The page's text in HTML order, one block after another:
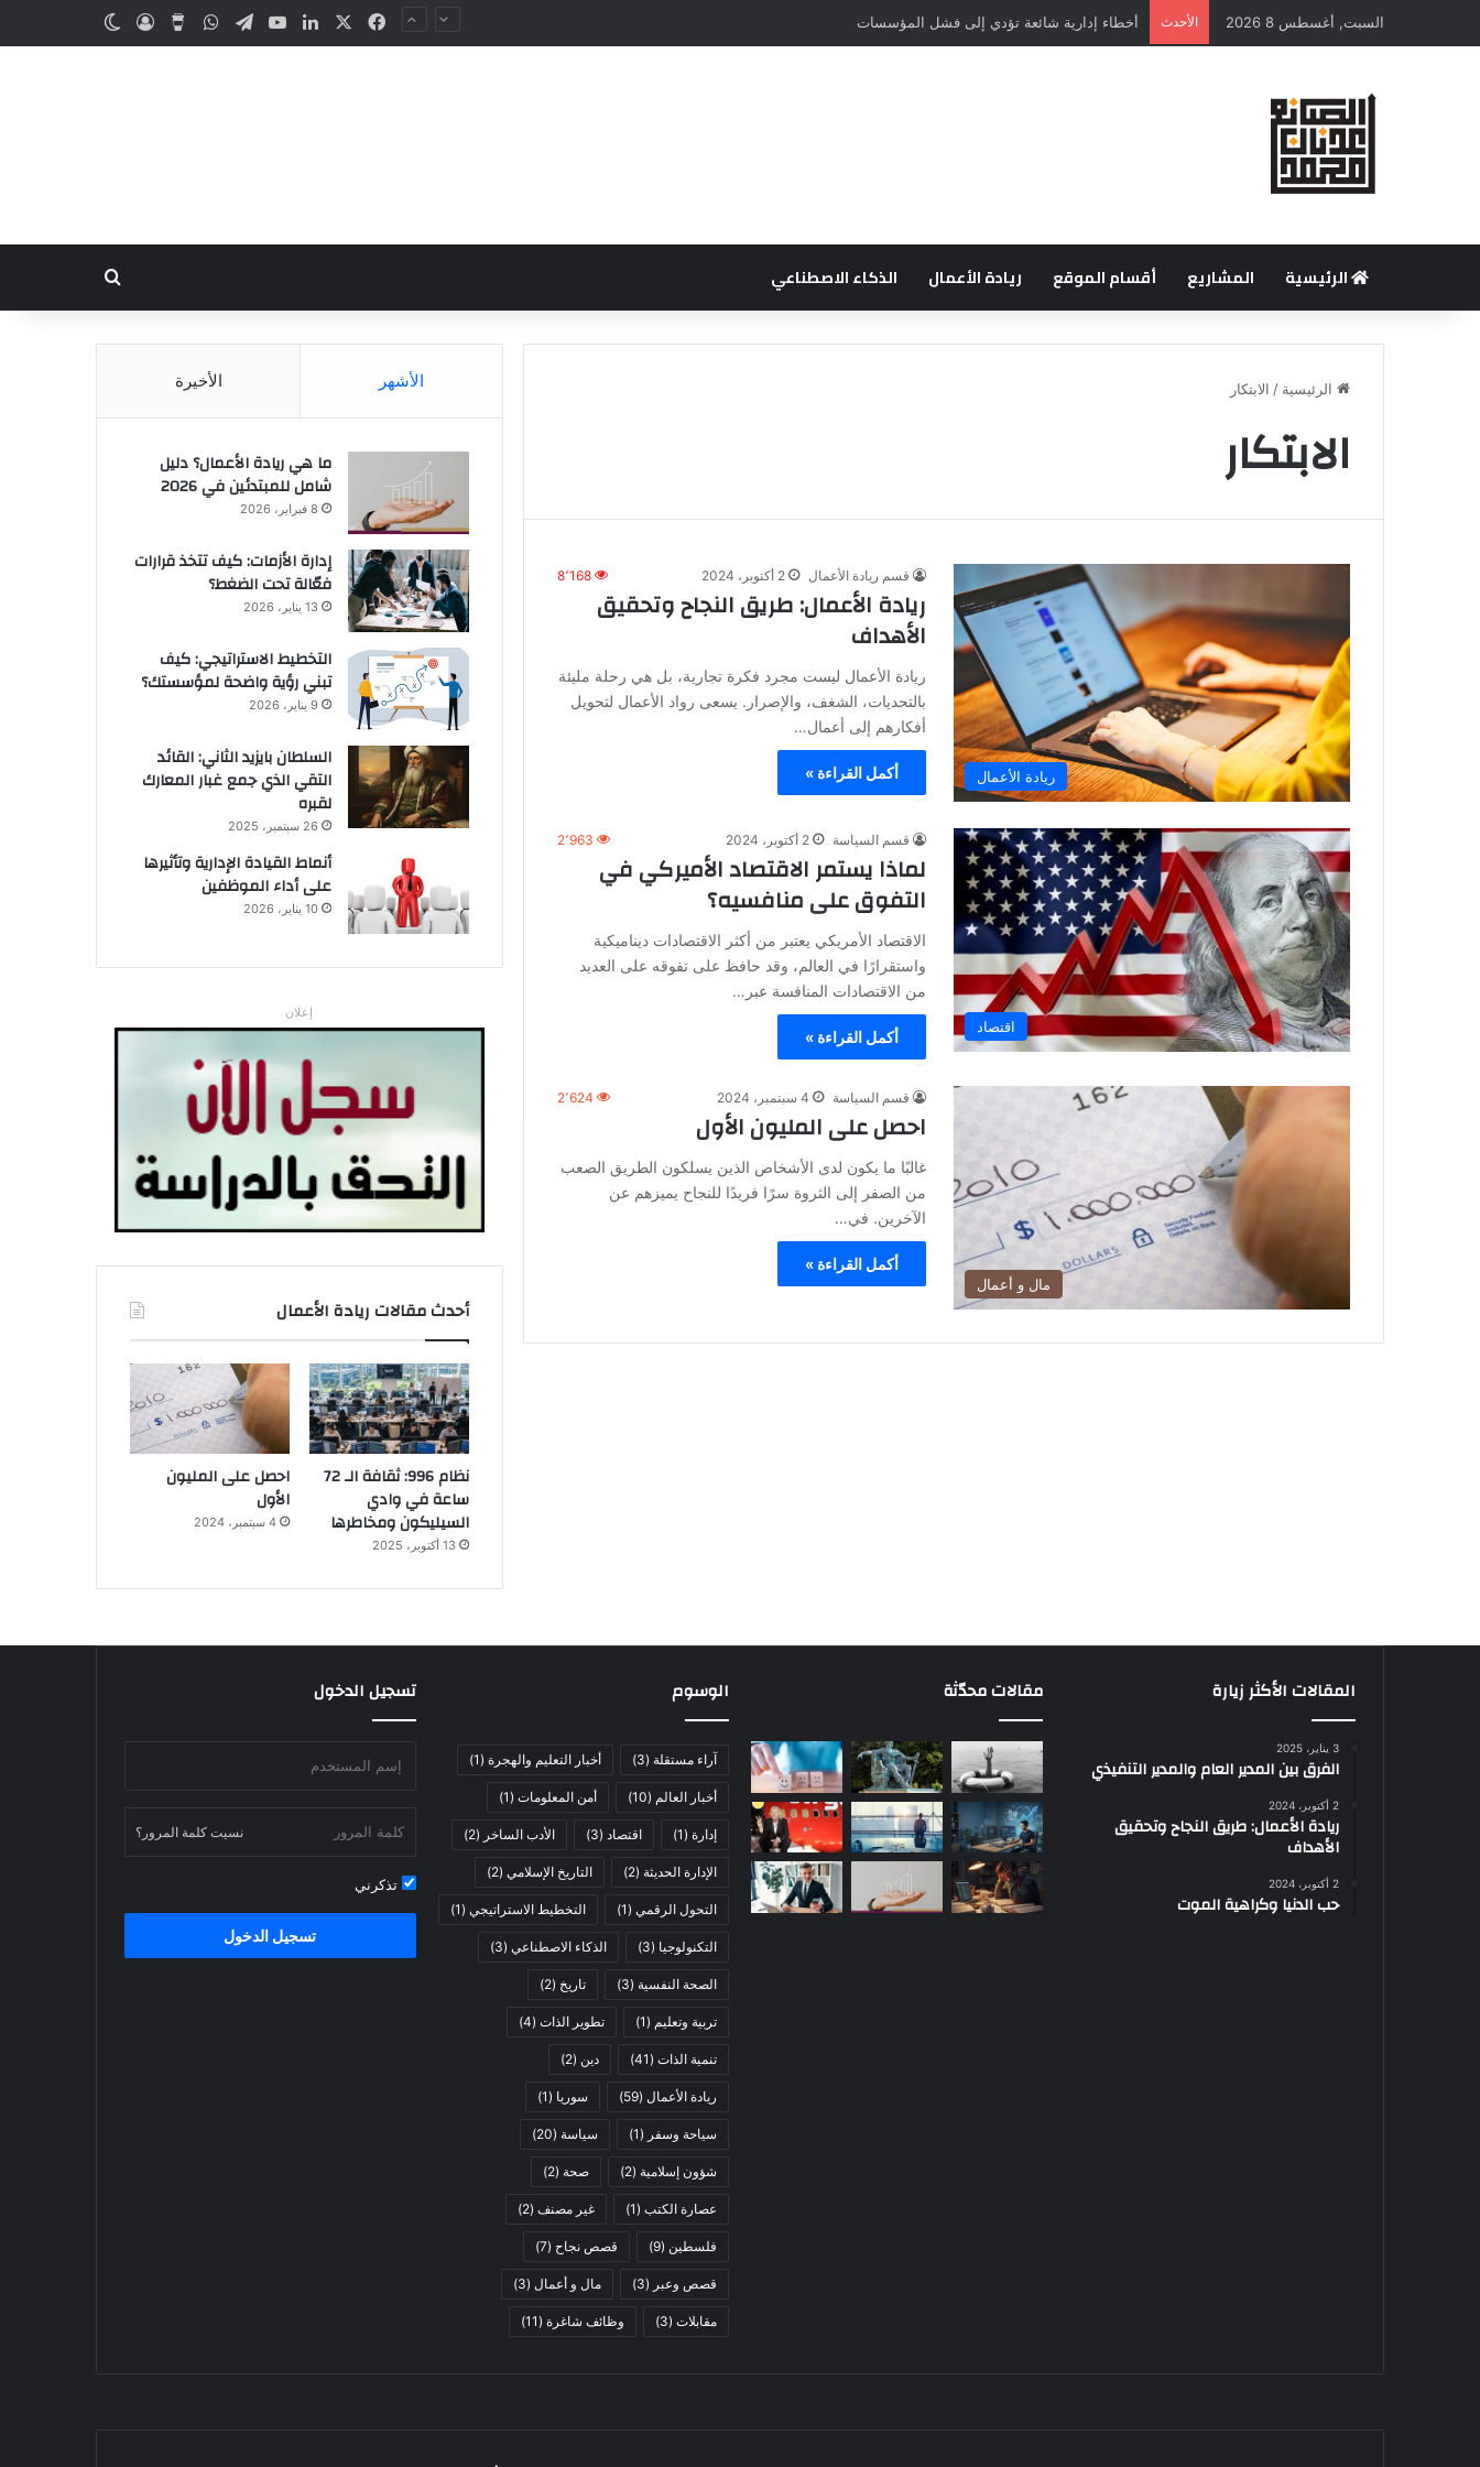
السبت, أغسطس 8 2026 الأحدث أخطاء إدارية شائعة تؤدي إلى فشل المؤسسات
الرئيسية المشاريع أقسام الموقع ريادة الأعمال الذكاء الاصطناعي
الرئيسية / الابتكار
الابتكار
ريادة الأعمال
قسم ريادة الأعمال 2 أكتوبر، 2024 8٬168
ريادة الأعمال: طريق النجاح وتحقيق
الأهداف
ريادة الأعمال ليست مجرد فكرة تجارية، بل هي رحلة مليئة
بالتحديات، الشغف، والإصرار. يسعى رواد الأعمال لتحويل
أفكارهم إلى أعمال…
أكمل القراءة »
اقتصاد
قسم السياسة 2 أكتوبر، 2024 2٬963
لماذا يستمر الاقتصاد الأميركي في
التفوق على منافسيه؟
الاقتصاد الأمريكي يعتبر من أكثر الاقتصادات ديناميكية
واستقرارًا في العالم، وقد حافظ على تفوقه على العديد
من الاقتصادات المنافسة عبر…
أكمل القراءة »
مال و أعمال
قسم السياسة 4 سبتمبر، 2024 2٬624
احصل على المليون الأول
غالبًا ما يكون لدى الأشخاص الذين يسلكون الطريق الصعب
من الصفر إلى الثروة سرًا فريدًا للنجاح يميزهم عن
الآخرين. في…
أكمل القراءة »
الأشهر الأخيرة
ما هي ريادة الأعمال؟ دليل
شامل للمبتدئين في 2026
8 فبراير، 2026
إدارة الأزمات: كيف تتخذ قرارات
فعّالة تحت الضغط؟
13 يناير، 2026
التخطيط الاستراتيجي: كيف
تبني رؤية واضحة لمؤسستك؟
9 يناير، 2026
السلطان بايزيد الثاني: القائد
التقي الذي جمع غبار المعارك
لقبره
26 سبتمبر، 2025
أنماط القيادة الإدارية وتأثيرها
على أداء الموظفين
10 يناير، 2026
إعلان
أحدث مقالات ريادة الأعمال
نظام 996: ثقافة الـ 72
ساعة في وادي
السيليكون ومخاطرها
13 أكتوبر، 2025
احصل على المليون
الأول
4 سبتمبر، 2024
المقالات الأكثر زيارة
3 يناير، 2025
الفرق بين المدير العام والمدير التنفيذي
2 أكتوبر، 2024
ريادة الأعمال: طريق النجاح وتحقيق
الأهداف
2 أكتوبر، 2024
حب الدنيا وكراهية الموت
مقالات محدّثة الوسوم
آراء مستقلة (3) أخبار التعليم والهجرة (1)
أخبار العالم (10) أمن المعلومات (1)
إدارة (1) اقتصاد (3) الأدب الساخر (2)
الإدارة الحديثة (2) التاريخ الإسلامي (2)
التحول الرقمي (1) التخطيط الاستراتيجي (1)
التكنولوجيا (3) الذكاء الاصطناعي (3)
الصحة النفسية (3) تاريخ (2)
تربية وتعليم (1) تطوير الذات (4)
تنمية الذات (41) دين (2)
ريادة الأعمال (59) سوريا (1)
سياحة وسفر (1) سياسة (20)
شؤون إسلامية (2) صحة (2)
عصارة الكتب (1) غير مصنف (2)
فلسطين (9) قصص نجاح (7)
قصص وعبر (3) مال و أعمال (3)
مقابلات (3) وظائف شاغرة (11)
تسجيل الدخول
نسيت كلمة المرور؟
تذكرني
تسجيل الدخول